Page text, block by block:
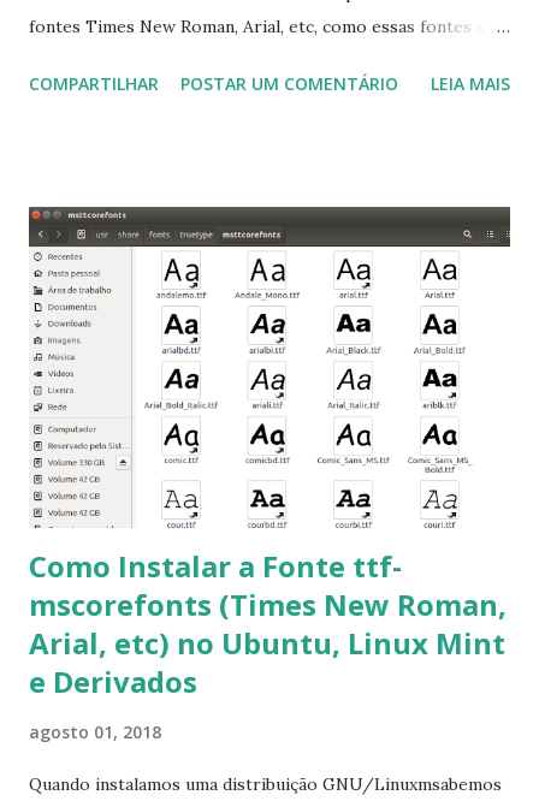
fontes Times New Roman, Arial, etc, como essas fontes são
a Associação Brasileira de Normas Técnicas (ABNT), exige
que contém essas fontes. Ao instalar o GNU/Linux abra o
terminal e execute o comando: $ sudo apt-get install ttf-
mscorefonts-installer Leia os termos de uso e avance
clicando em “Ok” Agora aceite os termos de uso clicando
em “Sim” Pronto agora abra o LibreOffice e veja se as
fontes Times New Roman, Arial estão instaladas. Caso
ocorra algum erro ou precisa reinstalar, execute: $ sudo
apt-get install --reinstall ttf-mscorefonts-installer
COMPARTILHAR POSTAR UM COMENTÁRIO LEIA MAIS
Como Instalar a Fonte ttf-
mscorefonts (Times New Roman,
Arial, etc) no Ubuntu, Linux Mint
e Derivados
agosto 01, 2018
Quando instalamos uma distribuição GNU/Linuxmsabemos